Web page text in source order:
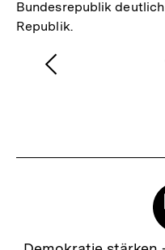
Bundesrepublik
Republik.
Vorherigen